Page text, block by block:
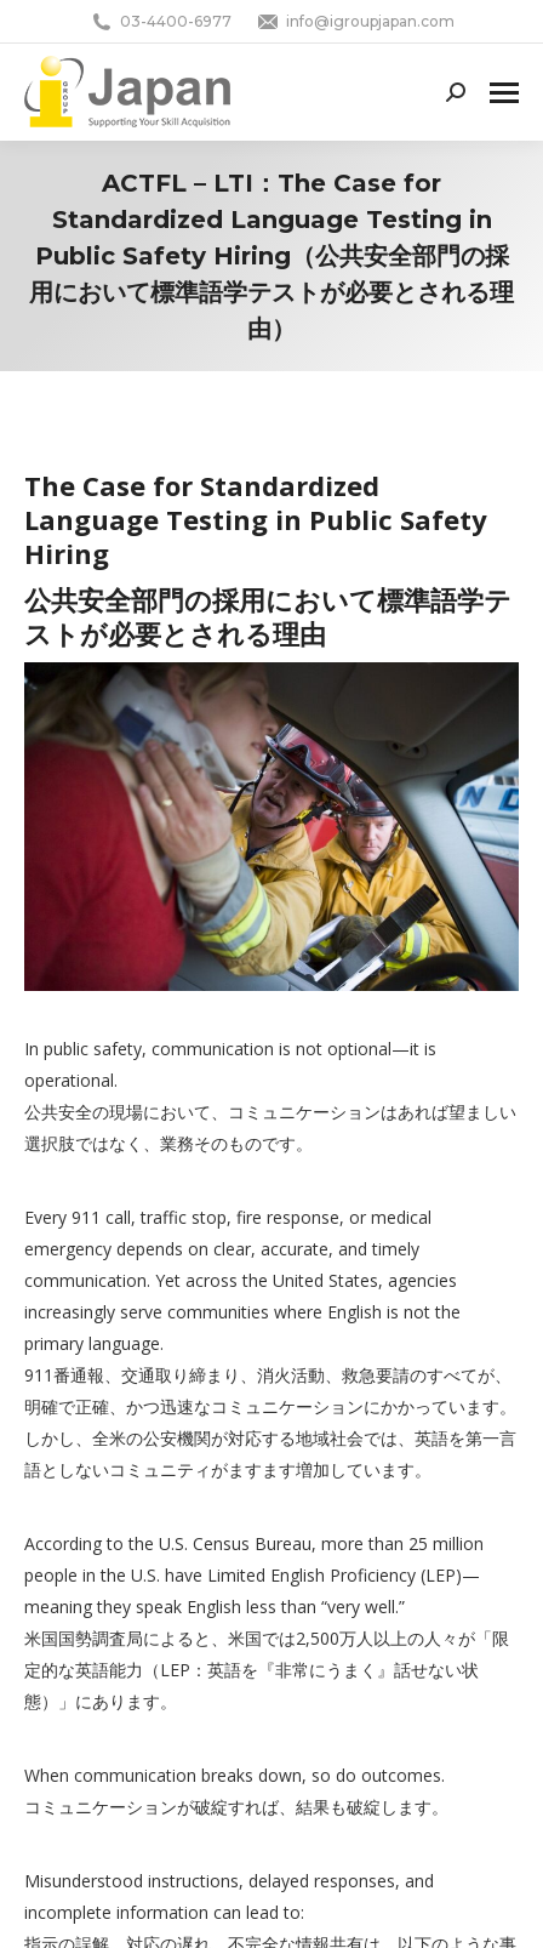
03-4400-6977 info@igroupjapan.com
Search:
ACTFL – LTI：The Case for
Standardized Language Testing in
Public Safety Hiring（公共安全部門の採
用において標準語学テストが必要とされる理
由）
The Case for Standardized
Language Testing in Public Safety
Hiring
公共安全部門の採用において標準語学テ
ストが必要とされる理由
In public safety, communication is not optional—it is
operational.
公共安全の現場において、コミュニケーションはあれば望ましい
選択肢ではなく、業務そのものです。
Every 911 call, traffic stop, fire response, or medical
emergency depends on clear, accurate, and timely
communication. Yet across the United States, agencies
increasingly serve communities where English is not the
primary language.
911番通報、交通取り締まり、消火活動、救急要請のすべてが、
明確で正確、かつ迅速なコミュニケーションにかかっています。
しかし、全米の公安機関が対応する地域社会では、英語を第一言
語としないコミュニティがますます増加しています。
According to the U.S. Census Bureau, more than 25 million
people in the U.S. have Limited English Proficiency (LEP)—
meaning they speak English less than “very well.”
米国国勢調査局によると、米国では2,500万人以上の人々が「限
定的な英語能力（LEP：英語を『非常にうまく』話せない状
態）」にあります。
When communication breaks down, so do outcomes.
コミュニケーションが破綻すれば、結果も破綻します。
Misunderstood instructions, delayed responses, and
incomplete information can lead to: